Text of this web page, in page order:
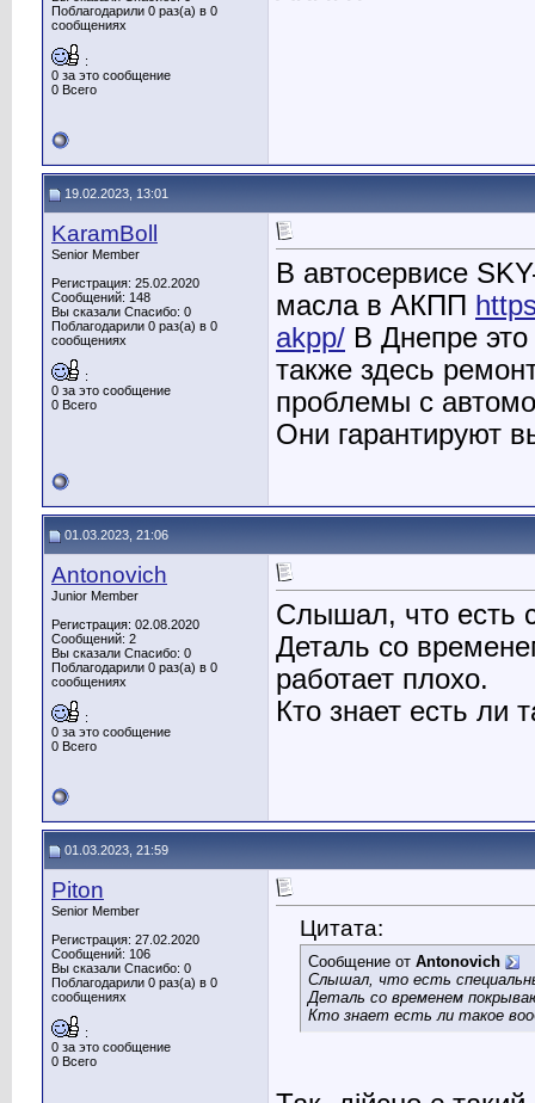
Поблагодарили 0 раз(а) в 0
сообщениях
:
0 за это сообщение
0 Всего
19.02.2023, 13:01
KaramBoll
Senior Member
Регистрация: 25.02.2020
Сообщений: 148
Вы сказали Спасибо: 0
Поблагодарили 0 раз(а) в 0
сообщениях
:
0 за это сообщение
0 Всего
В автосервисе
масла в АКПП
akpp/ В Днепре
также здесь
проблемы с
Они гарантируют
01.03.2023, 21:06
Antonovich
Junior Member
Регистрация: 02.08.2020
Сообщений: 2
Вы сказали Спасибо: 0
Поблагодарили 0 раз(а) в 0
сообщениях
:
0 за это сообщение
0 Всего
Слышал, что есть
Деталь со
работает плохо.
Кто знает есть ли
01.03.2023, 21:59
Piton
Senior Member
Регистрация: 27.02.2020
Сообщений: 106
Вы сказали Спасибо: 0
Поблагодарили 0 раз(а) в 0
сообщениях
:
0 за это сообщение
0 Всего
Цитата:
Сообщение от Antonovich
Слышал, что есть
Деталь со временем
Кто знает есть ли такое